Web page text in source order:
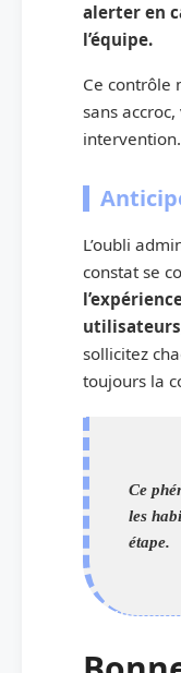
alerter en
l’équipe.
Ce contrôle
sans
intervention.
L’oubli
constat se
sollicitez
toujours la
Ce
les
étape.